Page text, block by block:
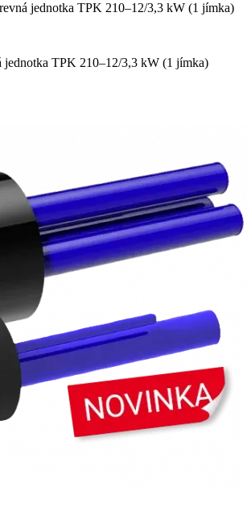
jednotka TPK 210–12/3,3 kW (1 jímka)